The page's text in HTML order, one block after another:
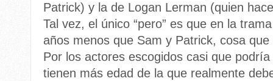
Patrick) y la de Logan Lerman (quien
Tal vez, el único “pero” es que en la
años menos que Sam y Patrick, cosa
Por los actores escogidos casi que
tienen más edad de la que realmente